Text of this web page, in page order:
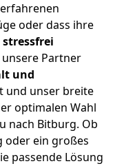
oder dass ihre
Partner
und
und unser breite
optimalen Wahl
nach Bitburg. Ob
oder ein großes
passende Lösung